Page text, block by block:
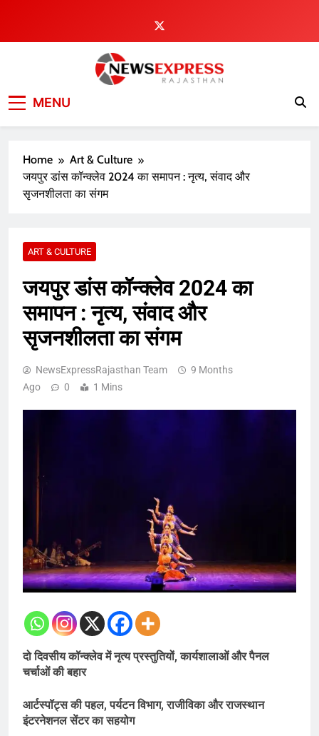
content
MENU
Home
Art & Culture
जयपुर डांस कॉन्क्लेव 2024 का समापन : नृत्य, संवाद और
सृजनशीलता का संगम
ART & CULTURE
जयपुर डांस कॉन्क्लेव 2024 का
समापन : नृत्य, संवाद और
सृजनशीलता का संगम
NewsExpressRajasthan Team
9 Months
Ago
0 1 Mins
दो दिवसीय कॉन्क्लेव में नृत्य प्रस्तुतियों, कार्यशालाओं और पैनल
चर्चाओं की बहार
आर्टस्पॉट्स की पहल, पर्यटन विभाग, राजीविका और राजस्थान
इंटरनेशनल सेंटर का सहयोग